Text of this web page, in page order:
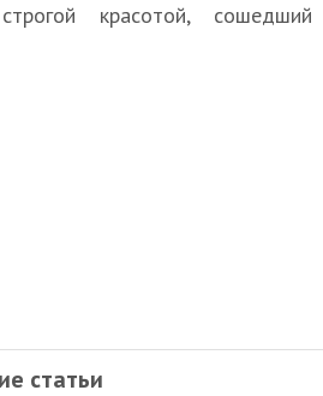
строгой красотой,
статьи